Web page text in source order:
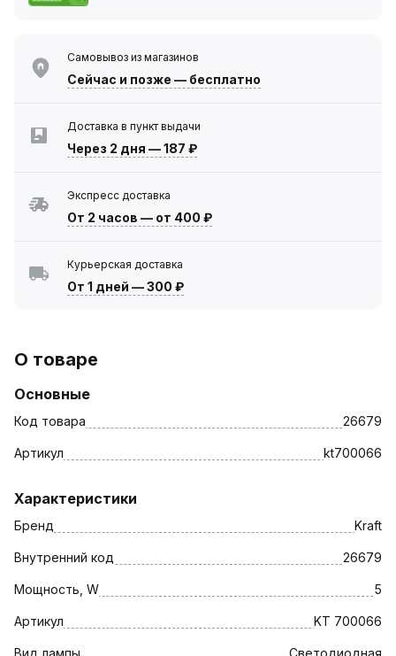
Самовывоз из магазинов
Сейчас и позже — бесплатно
Доставка в пункт выдачи
Через 2 дня —187 ₽
Экспресс доставка
От 2 часов — от 400 ₽
Курьерская доставка
От 1 дней —300 ₽
О товаре
Основные
Код товара 26679
Артикул kt700066
Характеристики
Бренд Kraft
Внутренний код 26679
Мощность, W 5
Артикул KT 700066
Вид лампы Светодиодная